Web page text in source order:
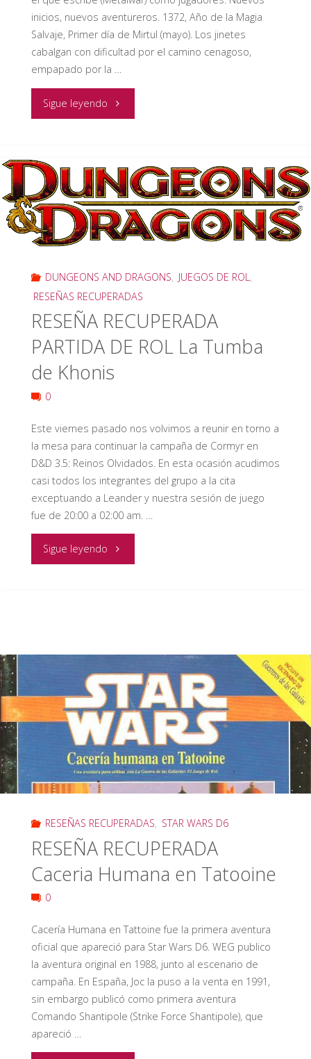
inicios, nuevos aventureros. 1372, Año de la Magia
Salvaje, Primer día de Mirtul (mayo). Los jinetes
cabalgan con dificultad por el camino cenagoso,
empapado por la …
Sigue leyendo "RESEÑA
Nuevos
inicios,
aventureros
(Jugado
por
foro)"
DUNGEONS AND DRAGONS, JUEGOS DE ROL ,
RESEÑAS RECUPERADAS
RESEÑA RECUPERADA
PARTIDA DE ROL La Tumba
de Khonis
0
Este viernes pasado nos volvimos a reunir en torno a
la mesa para continuar la campaña de Cormyr en
D&D 3.5: Reinos Olvidados. En esta ocasión acudimos
casi todos los integrantes del grupo a la cita
exceptuando a Leander y nuestra sesión de juego
fue de 20:00 a 02:00 am. …
Sigue leyendo "RESEÑA
La
Tumba
de
Khonis"
RESEÑAS RECUPERADAS, STAR WARS D6
RESEÑA RECUPERADA
Caceria Humana en Tatooine
0
Cacería Humana en Tattoine fue la primera aventura
oficial que apareció para Star Wars D6. WEG publico
la aventura original en 1988, junto al escenario de
campaña. En España, Joc la puso a la venta en 1991,
sin embargo publicó como primera aventura
Comando Shantipole (Strike Force Shantipole), que
apareció …